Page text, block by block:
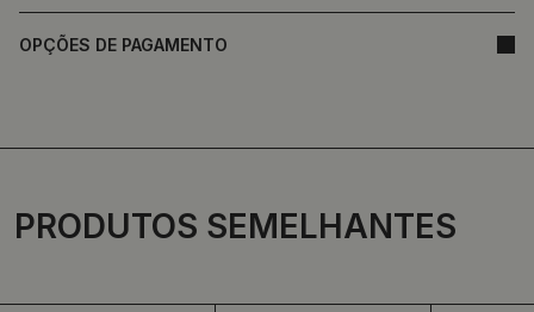
OPÇÕES DE PAGAMENTO
PRODUTOS SEMELHANTES